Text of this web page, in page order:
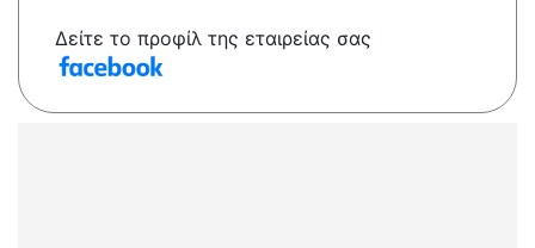
Δείτε το προφίλ της εταιρείας σας